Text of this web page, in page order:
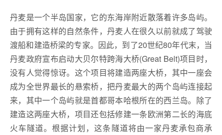
丹麦是一个半岛国家，它的东海岸附近散落着许多岛屿。
由于拥有这样的自然条件，丹麦人在很久以前就成了驾驶
渡船和建造桥梁的专家。因此，到了20世纪80年代末，当
丹麦政府宣布启动大贝尔特跨海大桥(Great Belt)项目时，
没有人觉得惊讶。这个项目将建造两座大桥，其中一座会
成为全世界最长的悬索桥，把丹麦最大的两个岛屿连接起
来，其中一个岛屿就是首都哥本哈根所在的西兰岛。除了
建造这两座大桥，项目还包括修建一条欧洲第二长的海底
火车隧道。根据计划，这条隧道将由一家丹麦承包商承